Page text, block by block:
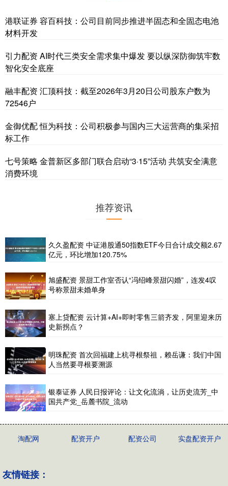
港联证券 容百科技：公司目前同步推进半固态和全固态电池
材料开发
引力配资 AI时代三类安全需求集中爆发 要以纵深防御筑牢数
智化安全底座
融丰配资 汇顶科技：截至2026年3月20日公司股东户数为
72546户
金御优配 恒为科技：公司积极参与国内三大运营商的集采招
标工作
七号策略 金普新区多部门联合启动“3·15”活动 共筑安全满意
消费环境
推荐资讯
久久盈配资 中证港股通50指数ETF今日合计成交额2.67
亿元，环比增加120.75%
旭盛配资 景甜工作室否认“冯绍峰景甜闪婚”，连发4叹
号称景甜未婚单身
塞上贷配资 云计算+AI+即时零售三箭齐发，阿里迎来历
史新拐点？
明珠配资 首次回福建上杭寻根祭祖，赖岳谦：我们中国
人当然要寻根要溯源
银泰证券 人民日报评论：让文化流淌，让历史流芳_中
国共产党_岳麓书院_流动
淘配网 配资开户 配资公司 实盘配资开户
友情链接：